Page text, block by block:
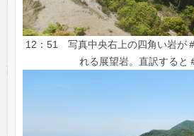
12：51 写真中央右上の四角い岩が
れる展望岩。直訳すると